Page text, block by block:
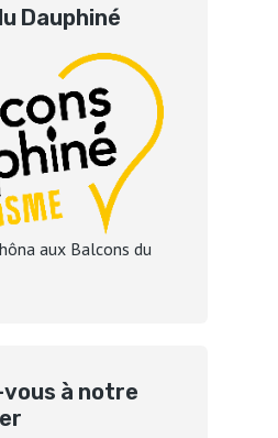
Dauphiné
aux Balcons du
à notre